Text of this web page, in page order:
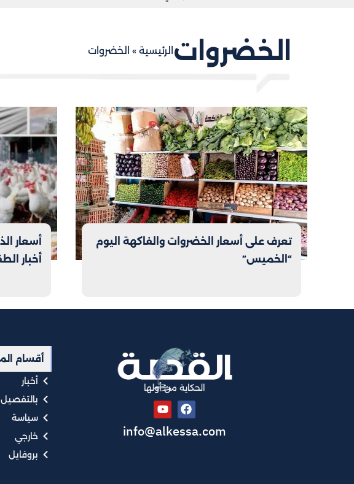
الخضروات الرئيسية » الخضروات
تعرف على أسعار الخضروات والفاكهة اليوم
“الخميس”
أسعار
أخبار
الحكاية من أولها
info@alkessa.com
أقسام
أخبار
بالتفصيل
سياسة
خارجي
بروفايل